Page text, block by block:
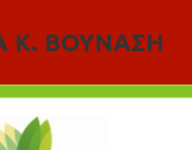
Κ. ΒΟΥΝΑΣΗ